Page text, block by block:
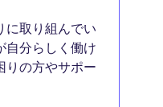
に取り組んでい
自分らしく働け
りの方やサポー